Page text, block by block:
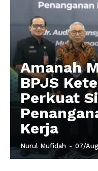
Amanah
BPJS
Perkuat
Kerja
Nurul Mufidah - 07/